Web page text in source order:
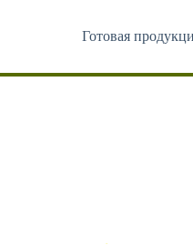
Готовая